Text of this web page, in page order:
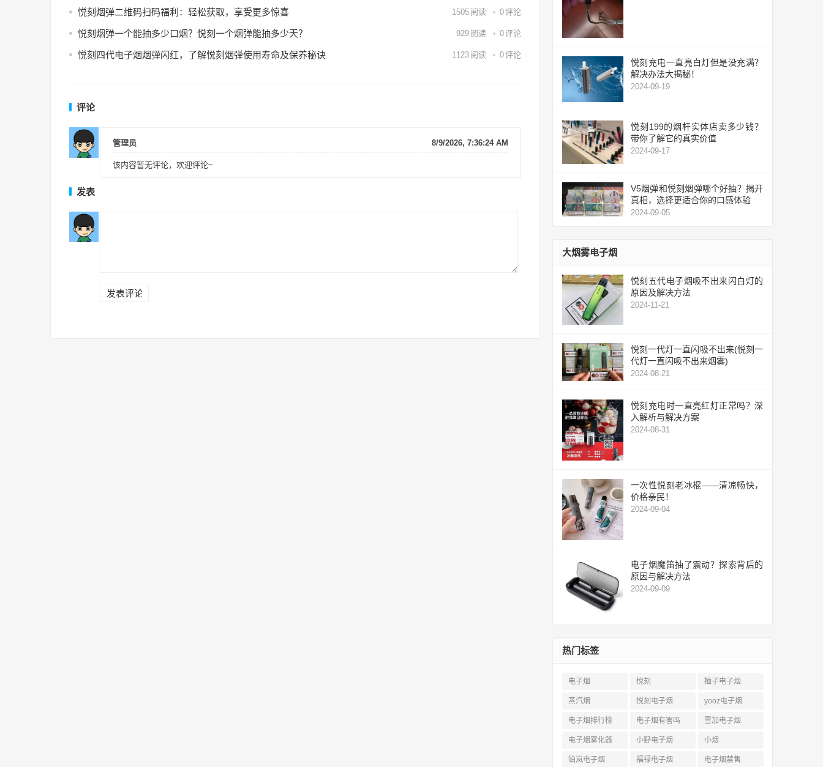
悦刻烟弹二维码扫码福利：轻松获取，享受更多惊喜 1505 阅读 0评论
悦刻烟弹一个能抽多少口烟？悦刻一个烟弹能抽多少天？ 929 阅读 0评论
悦刻四代电子烟烟弹闪红，了解悦刻烟弹使用寿命及保养秘诀 1123 阅读 0评论
评论
8/9/2026, 7:36:24 AM
管理员
该内容暂无评论，欢迎评论~
发表
悦刻充电一直亮白灯但是没充满？
解决办法大揭秘！
2024-09-19
悦刻199的烟杆实体店卖多少钱？
带你了解它的真实价值
2024-09-17
V5烟弹和悦刻烟弹哪个好抽？揭开
真相，选择更适合你的口感体验
2024-09-05
大烟雾电子烟
悦刻五代电子烟吸不出来闪白灯的
原因及解决方法
2024-11-21
悦刻一代灯一直闪吸不出来(悦刻一
代灯一直闪吸不出来烟雾)
2024-08-21
悦刻充电时一直亮红灯正常吗？深
入解析与解决方案
2024-08-31
一次性悦刻老冰棍——清凉畅快，
价格亲民！
2024-09-04
电子烟魔笛抽了震动？探索背后的
原因与解决方法
2024-09-09
热门标签
电子烟 悦刻 柚子电子烟
蒸汽烟 悦刻电子烟 yooz电子烟
电子烟排行榜 电子烟有害吗 雪加电子烟
电子烟雾化器 小野电子烟 小烟
铂岚电子烟 福禄电子烟 电子烟禁售